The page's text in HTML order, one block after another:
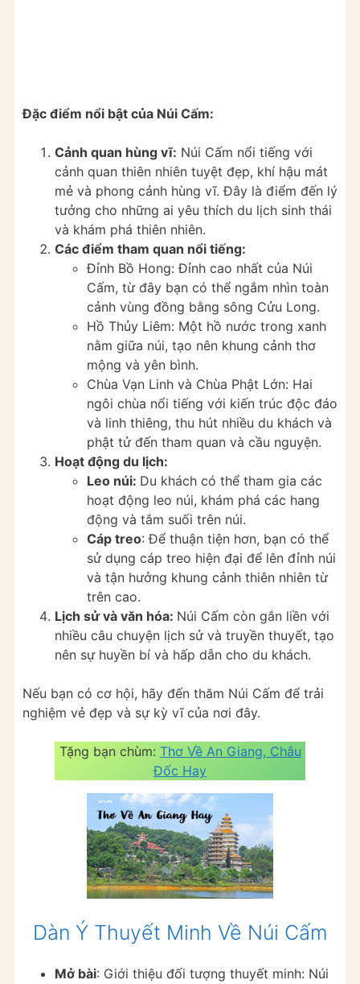
Đặc điểm nổi bật của Núi Cấm:
Cảnh quan hùng vĩ: Núi Cấm nổi tiếng với
cảnh quan thiên nhiên tuyệt đẹp, khí hậu mát
mẻ và phong cảnh hùng vĩ. Đây là điểm đến lý
tưởng cho những ai yêu thích du lịch sinh thái
và khám phá thiên nhiên.
Các điểm tham quan nổi tiếng:
Đỉnh Bồ Hong: Đỉnh cao nhất của Núi
Cấm, từ đây bạn có thể ngắm nhìn toàn
cảnh vùng đồng bằng sông Cửu Long.
Hồ Thủy Liêm: Một hồ nước trong xanh
nằm giữa núi, tạo nên khung cảnh thơ
mộng và yên bình.
Chùa Vạn Linh và Chùa Phật Lớn: Hai
ngôi chùa nổi tiếng với kiến trúc độc đáo
và linh thiêng, thu hút nhiều du khách và
phật tử đến tham quan và cầu nguyện.
Hoạt động du lịch:
Leo núi: Du khách có thể tham gia các
hoạt động leo núi, khám phá các hang
động và tắm suối trên núi.
Cáp treo: Để thuận tiện hơn, bạn có thể
sử dụng cáp treo hiện đại để lên đỉnh núi
và tận hưởng khung cảnh thiên nhiên từ
trên cao.
Lịch sử và văn hóa: Núi Cấm còn gắn liền với
nhiều câu chuyện lịch sử và truyền thuyết, tạo
nên sự huyền bí và hấp dẫn cho du khách.
Nếu bạn có cơ hội, hãy đến thăm Núi Cấm để trải
nghiệm vẻ đẹp và sự kỳ vĩ của nơi đây.
Tặng bạn chùm: Thơ Về An Giang, Châu
Đốc Hay
Dàn Ý Thuyết Minh Về Núi Cấm
Mở bài: Giới thiệu đối tượng thuyết minh: Núi